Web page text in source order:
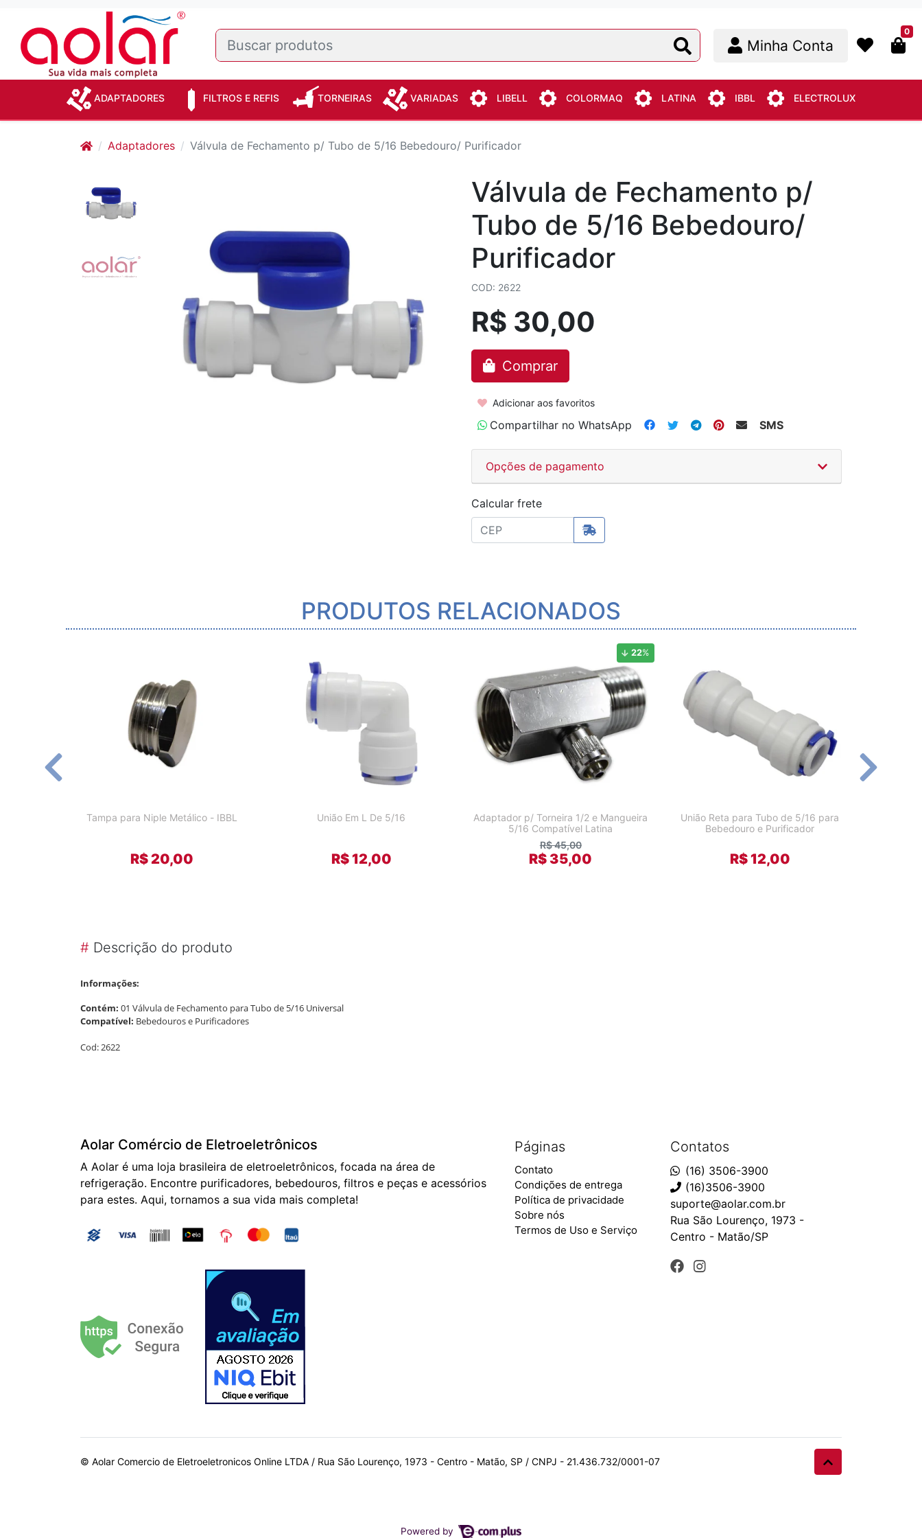
Minha Conta
0
ADAPTADORES FILTROS E REFIS TORNEIRAS VARIADAS LIBELL COLORMAQ LATINA IBBL ELECTROLUX
Adaptadores Válvula de Fechamento p/ Tubo de 5/16 Bebedouro/ Purificador
Válvula de Fechamento p/
Tubo de 5/16 Bebedouro/
Purificador
COD: 2622
R$ 30,00
Comprar
Adicionar aos favoritos
Compartilhar no WhatsApp SMS
Opções de pagamento
Calcular frete
PRODUTOS RELACIONADOS
Tampa para Niple Metálico - IBBL
R$ 20,00
União Em L De 5/16
R$ 12,00
22%
Adaptador p/ Torneira 1/2 e Mangueira
5/16 Compatível Latina
R$ 45,00
R$ 35,00
União Reta para Tubo de 5/16 para
Bebedouro e Purificador
R$ 12,00
# Descrição do produto
Informações:
Contém: 01 Válvula de Fechamento para Tubo de 5/16 Universal
Compatível: Bebedouros e Purificadores
Cod: 2622
Contatos
(16) 3506-3900
(16)3506-3900
suporte@aolar.com.br
Rua São Lourenço, 1973 -
Centro - Matão/SP
Páginas
Contato
Condições de entrega
Política de privacidade
Sobre nós
Termos de Uso e Serviço
Aolar Comércio de Eletroeletrônicos
A Aolar é uma loja brasileira de eletroeletrônicos, focada na área de
refrigeração. Encontre purificadores, bebedouros, filtros e peças e acessórios
para estes. Aqui, tornamos a sua vida mais completa!
© Aolar Comercio de Eletroeletronicos Online LTDA / Rua São Lourenço, 1973 - Centro - Matão, SP / CNPJ - 21.436.732/0001-07
Powered by